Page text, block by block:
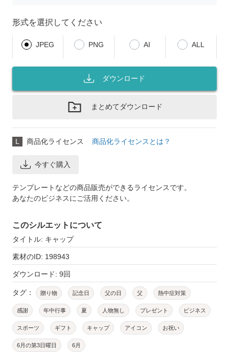
形式を選択してください
JPEG PNG AI ALL
ダウンロード
まとめてダウンロード
L 商品化ライセンス 商品化ライセンスとは？
今すぐ購入
テンプレートなどの商品販売ができるライセンスです。
あなたのビジネスにご活用ください。
このシルエットについて
タイトル: キャップ
素材のID: 198943
ダウンロード: 9回
タグ： 贈り物 記念日 父の日 父 熱中症対策
感謝 年中行事 夏 人物無し プレゼント ビジネス
スポーツ ギフト キャップ アイコン お祝い
6月の第3日曜日 6月